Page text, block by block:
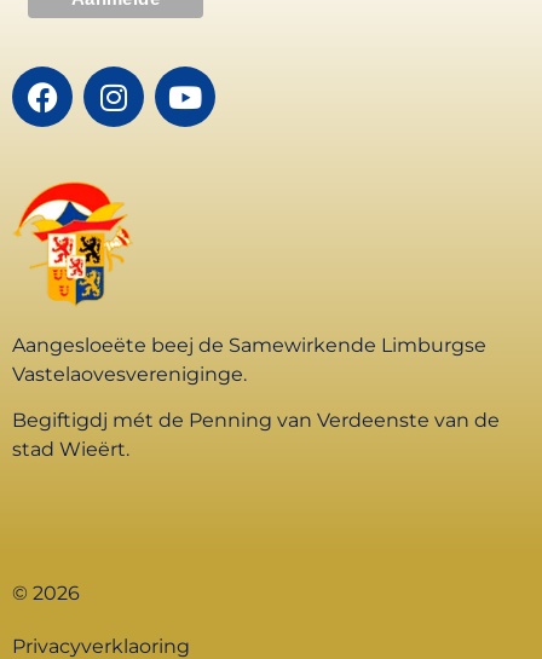
Aangesloeëte beej de Samewirkende Limburgse
Vastelaovesvereniginge.
Begiftigdj mét de Penning van Verdeenste van de
stad Wieërt.
© 2026
Privacyverklaoring